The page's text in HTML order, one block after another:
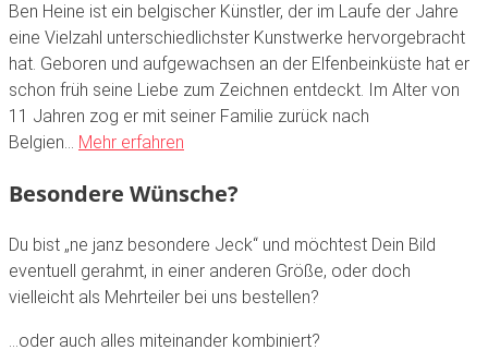
Ben Heine ist ein belgischer Künstler, der im Laufe der Jahre
eine Vielzahl unterschiedlichster Kunstwerke hervorgebracht
hat. Geboren und aufgewachsen an der Elfenbeinküste hat er
schon früh seine Liebe zum Zeichnen entdeckt. Im Alter von
11 Jahren zog er mit seiner Familie zurück nach
Belgien… Mehr erfahren
Besondere Wünsche?
Du bist „ne janz besondere Jeck“ und möchtest Dein Bild
eventuell gerahmt, in einer anderen Größe, oder doch
vielleicht als Mehrteiler bei uns bestellen?
…oder auch alles miteinander kombiniert?